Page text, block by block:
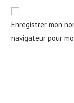
votre
site
(facultatif)
Enregistrer mon
navigateur pour